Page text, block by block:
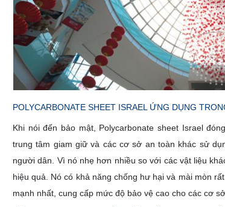
POLYCARBONATE SHEET ISRAEL ỨNG DỤNG
Khi nói đến bảo mật, Polycarbonate sheet Israel
trung tâm giam giữ và các cơ sở an toàn khác sử
người dân. Vì nó nhẹ hơn nhiều so với các vật liệu
hiệu quả. Nó có khả năng chống hư hại và mài mòn
mạnh nhất, cung cấp mức độ bảo vệ cao cho các cơ sở.